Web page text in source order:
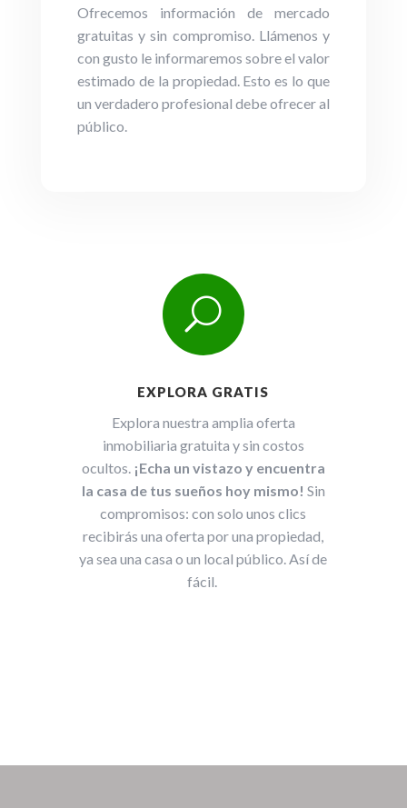
Ofrecemos información de mercado
gratuitas y sin compromiso. Llámenos y
con gusto le informaremos sobre el valor
estimado de la propiedad. Esto es lo que
un verdadero profesional debe ofrecer al
público.
U
EXPLORA GRATIS
Explora nuestra amplia oferta
inmobiliaria gratuita y sin costos
ocultos. ¡Echa un vistazo y encuentra
la casa de tus sueños hoy mismo! Sin
compromisos: con solo unos clics
recibirás una oferta por una propiedad,
ya sea una casa o un local público. Así de
fácil.